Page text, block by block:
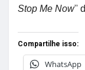
Stop Me Now”
Compartilhe isso:
WhatsApp